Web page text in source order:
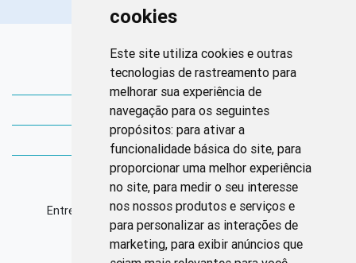
cookies
Este site utiliza cookies e outras
tecnologias de rastreamento para
melhorar sua experiência de
navegação para os seguintes
propósitos: para ativar a
funcionalidade básica do site, para
proporcionar uma melhor experiência
no site, para medir o seu interesse
nos nossos produtos e serviços e
para personalizar as interações de
marketing, para exibir anúncios que
Links Rápidos
Bibliotecas Corens
Bases da Saúde
Bases de conhecimento
Endereço
Entrequadra Sul 208/209, Asa Sul, CEP: 70390-100
Horário de Funcionamento